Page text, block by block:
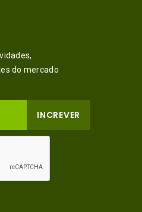
do mercado
INCREVER